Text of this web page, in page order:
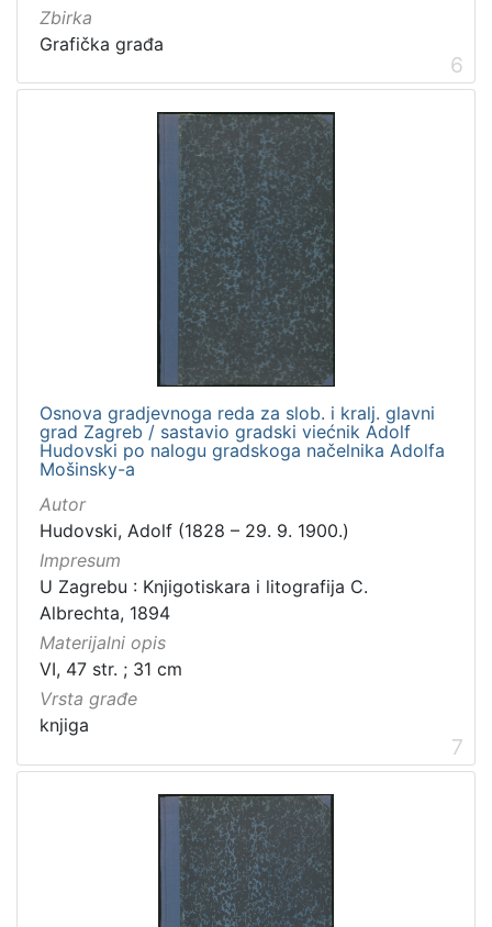
Zbirka
Grafička građa
6
Osnova gradjevnoga reda za slob. i kralj. glavni
grad Zagreb / sastavio gradski viećnik Adolf
Hudovski po nalogu gradskoga načelnika Adolfa
Mošinsky-a
Autor
Hudovski, Adolf (1828 – 29. 9. 1900.)
Impresum
U Zagrebu : Knjigotiskara i litografija C.
Albrechta, 1894
Materijalni opis
VI, 47 str. ; 31 cm
Vrsta građe
knjiga
7